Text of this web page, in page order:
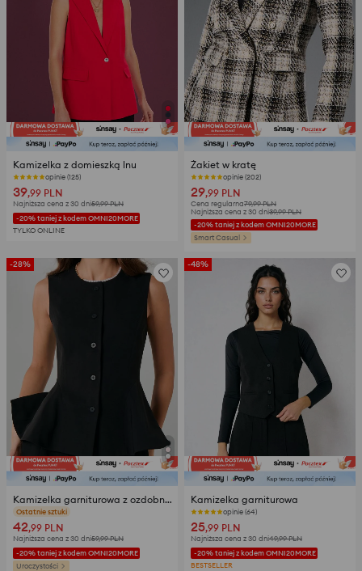
Kamizelka z domieszką lnu
opinie (125)
39,99 PLN
Najniższa cena z 30 dni59,99PLN
-20% taniej z kodem OMNI20MORE
TYLKO ONLINE
Żakiet w kratę
opinie (202)
29,99 PLN
Cena regularna79,99PLN
Najniższa cena z 30 dni39,99PLN
-20% taniej z kodem OMNI20MORE
Smart Casual
-28%
Kamizelka garniturowa z ozdobnymi przeszyciami
opinie (155)
42,99 PLN
Najniższa cena z 30 dni59,99PLN
-20% taniej z kodem OMNI20MORE
Uroczystości
-48%
Kamizelka garniturowa
opinie (64)
25,99 PLN
Najniższa cena z 30 dni49,99PLN
-20% taniej z kodem OMNI20MORE
BESTSELLER